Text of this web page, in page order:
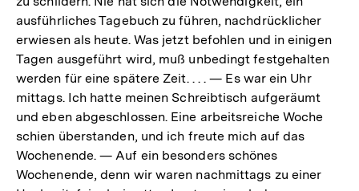
ausführliches Tagebuch zu führen, nachdrücklicher
erwiesen als heute. Was jetzt befohlen und in einigen
Tagen ausgeführt wird, muß unbedingt festgehalten
werden für eine spätere Zeit. . . . — Es war ein Uhr
mittags. Ich hatte meinen Schreibtisch aufgeräumt
und eben abgeschlossen. Eine arbeitsreiche Woche
schien überstanden, und ich freute mich auf das
Wochenende. — Auf ein besonders schönes
Wochenende, denn wir waren nachmittags zu einer